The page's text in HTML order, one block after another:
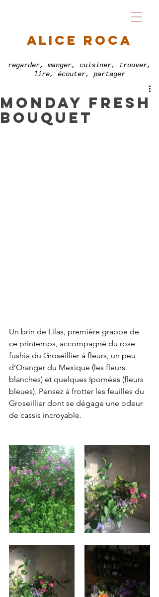
alice roca
regarder, manger, cuisiner, trouver,
lire, écouter, partager
monday fresh
bouquet
Un brin de Lilas, première grappe de
ce printemps, accompagné du rose
fushia du Groseillier à fleurs, un peu
d’Oranger du Mexique (les fleurs
blanches) et quelques Ipomées (fleurs
bleues). Pensez à frotter les feuilles du
Groseillier dont se dégage une odeur
de cassis incroyable.